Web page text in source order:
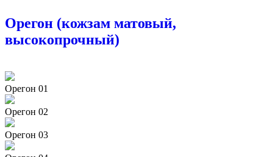
Орегон (кожзам матовый,
высокопрочный)
Орегон 01
Орегон 02
Орегон 03